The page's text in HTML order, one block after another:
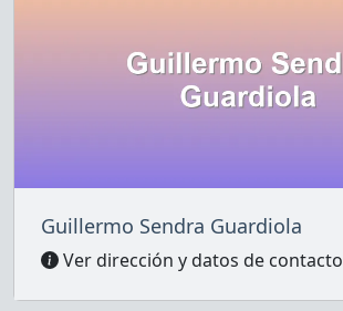
Guillermo Sendra Guardiola
Ver dirección y datos de contacto